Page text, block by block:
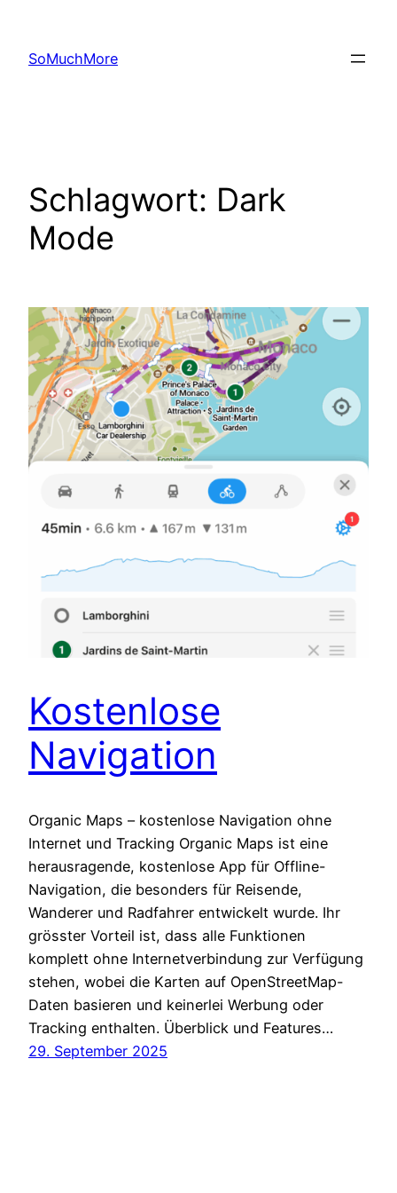
springen
SoMuchMore
Schlagwort: Dark
Mode
Kostenlose
Navigation
Organic Maps – kostenlose Navigation ohne
Internet und Tracking Organic Maps ist eine
herausragende, kostenlose App für Offline-
Navigation, die besonders für Reisende,
Wanderer und Radfahrer entwickelt wurde. Ihr
grösster Vorteil ist, dass alle Funktionen
komplett ohne Internetverbindung zur Verfügung
stehen, wobei die Karten auf OpenStreetMap-
Daten basieren und keinerlei Werbung oder
Tracking enthalten. Überblick und Features…
29. September 2025